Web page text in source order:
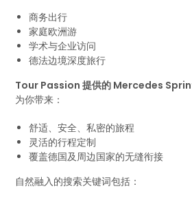
商务出行
家庭欧洲游
学术与企业访问
德法边境深度旅行
Tour Passion 提供的 Mercedes
为你带来：
舒适、安全、私密的旅程
灵活的行程定制
覆盖德国及周边国家的无缝衔接
自然融入的搜索关键词包括：